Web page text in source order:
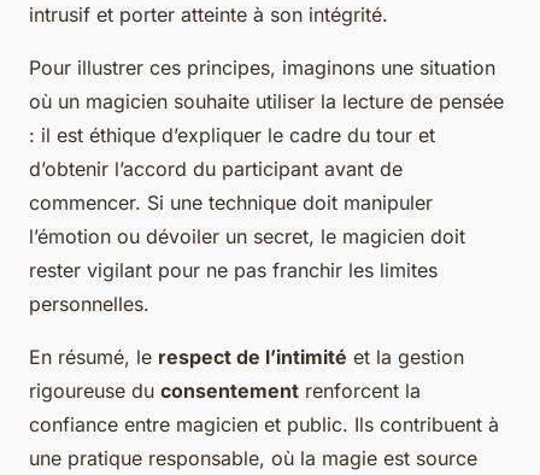
intrusif et porter atteinte à son intégrité.
Pour illustrer ces principes, imaginons une situation
où un magicien souhaite utiliser la lecture de pensée
: il est éthique d’expliquer le cadre du tour et
d’obtenir l’accord du participant avant de
commencer. Si une technique doit manipuler
l’émotion ou dévoiler un secret, le magicien doit
rester vigilant pour ne pas franchir les limites
personnelles.
En résumé, le respect de l’intimité et la gestion
rigoureuse du consentement renforcent la
confiance entre magicien et public. Ils contribuent à
une pratique responsable, où la magie est source